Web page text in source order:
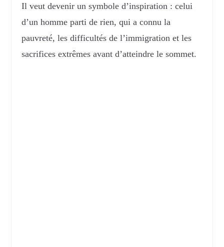
Il veut devenir un symbole d’inspiration : celui
d’un homme parti de rien, qui a connu la
pauvreté, les difficultés de l’immigration et les
sacrifices extrêmes avant d’atteindre le sommet.